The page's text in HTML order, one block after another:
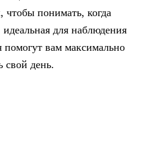
чтобы понимать, когда
для наблюдения
помогут вам максимально
свой день.